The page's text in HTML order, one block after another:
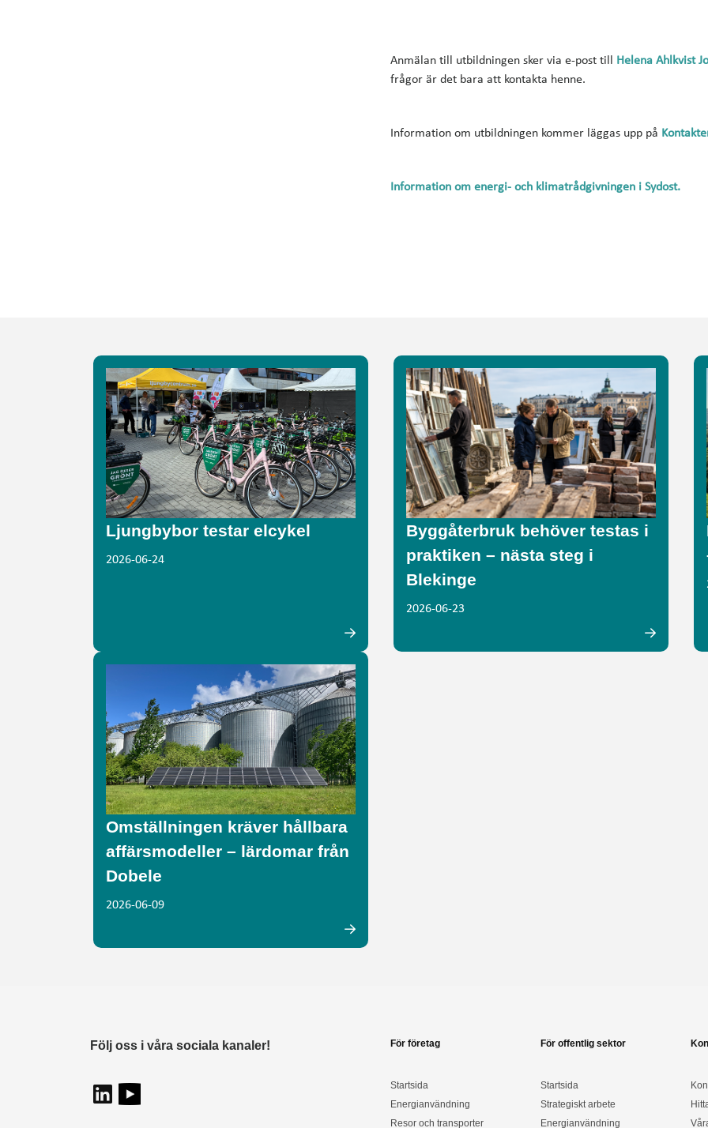
Anmälan till utbildningen sker via e-post till
Helena Ahlkvist
frågor är det bara att kontakta henne.
Information om utbildningen kommer läggas upp på
Information om energi- och klimatrådgivningen i Sydost.
Ljungbybor testar elcykel
2026-06-24
Byggåterbruk behöver testas i
praktiken – nästa steg i
Blekinge
2026-06-23
Omställningen kräver hållbara
affärsmodeller – lärdomar från
Dobele
2026-06-09
Följ oss i våra sociala kanaler! För företag
Startsida
Energianvändning
Resor och transporter
För offentlig sektor
Startsida
Strategiskt arbete
Energianvändning